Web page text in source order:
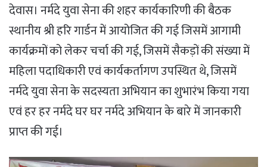
देवास। नर्मदे युवा सेना की शहर कार्यकारिणी की बैठक
स्थानीय श्री हरि गार्डन में आयोजित की गई जिसमें आगामी
कार्यक्रमों को लेकर चर्चा की गई, जिसमें सैकड़ों की संख्या में
महिला पदाधिकारी एवं कार्यकर्तागण उपस्थित थे, जिसमें
नर्मदे युवा सेना के सदस्यता अभियान का शुभारंभ किया गया
एवं हर हर नर्मदे घर घर नर्मदे अभियान के बारे में जानकारी
प्राप्त की गई।